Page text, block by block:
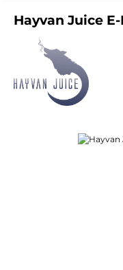
Hayvan Juice
Bildergalerie überspringen